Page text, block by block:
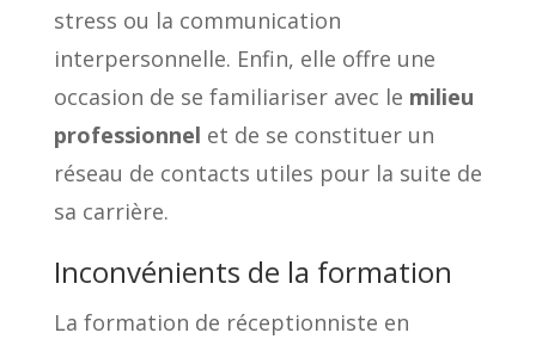
stress ou la communication
interpersonnelle. Enfin, elle offre une
occasion de se familiariser avec le milieu
professionnel et de se constituer un
réseau de contacts utiles pour la suite de
sa carrière.
Inconvénients de la formation
La formation de réceptionniste en